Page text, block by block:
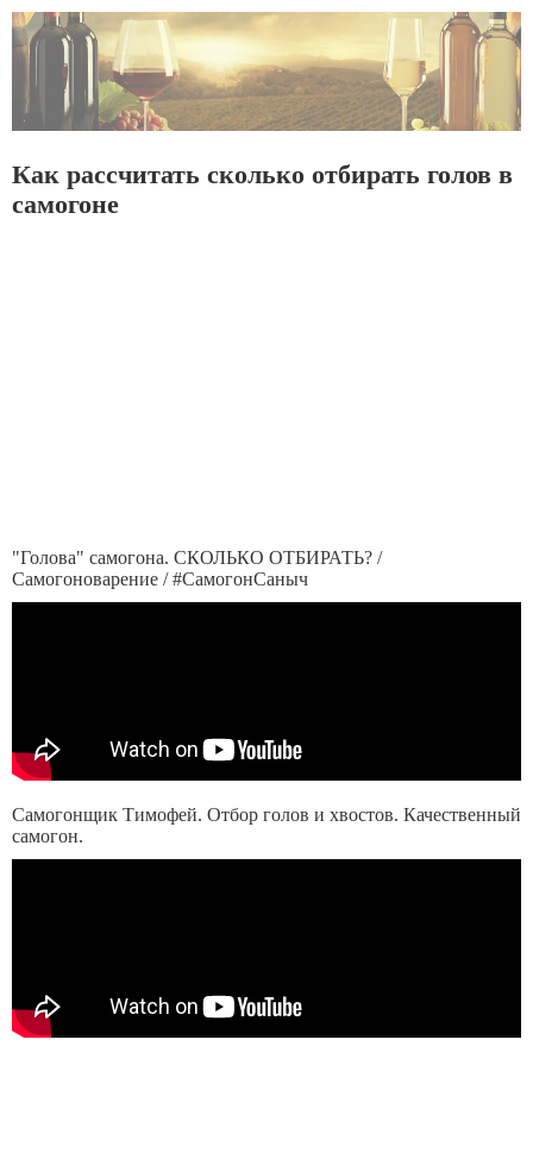
Как рассчитать сколько отбирать голов в
самогоне
"Голова" самогона. СКОЛЬКО ОТБИРАТЬ? /
Самогоноварение / #СамогонСаныч
Самогонщик Тимофей. Отбор голов и хвостов. Качественный
самогон.